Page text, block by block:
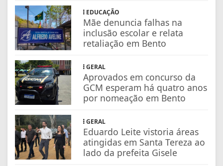
EDUCAÇÃO
Mãe denuncia falhas na
inclusão escolar e relata
retaliação em Bento
GERAL
Aprovados em concurso da
GCM esperam há quatro anos
por nomeação em Bento
GERAL
Eduardo Leite vistoria áreas
atingidas em Santa Tereza ao
lado da prefeita Gisele